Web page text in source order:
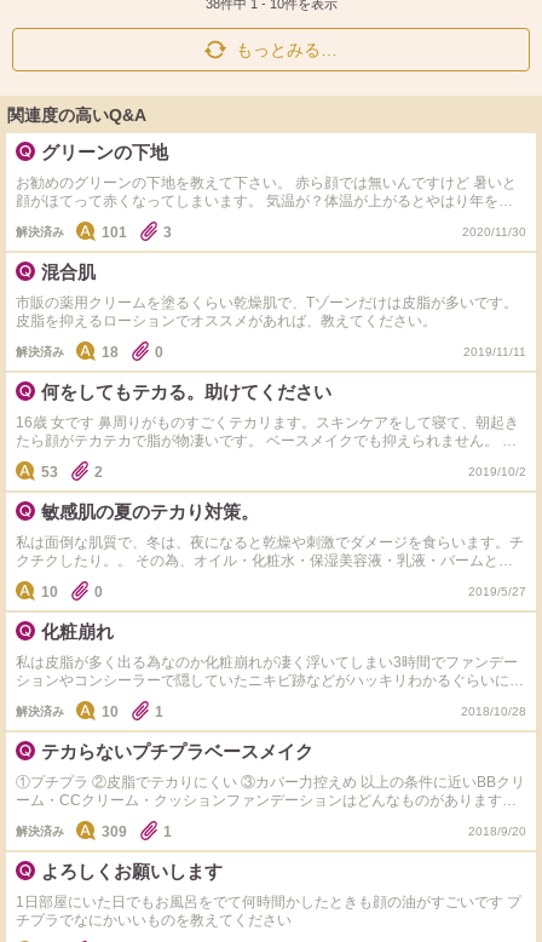
38件中 1 - 10件を表示
もっとみる…
関連度の高いQ&A
グリーンの下地
お勧めのグリーンの下地を教えて下さい。 赤ら顔では無いんですけど 暑いと
顔がほてって赤くなってしまいます。 気温が？体温が上がるとやはり年を通
して赤くなります。 赤みを抑えるお勧めのグリーンの下地を教えて下さい。
出来ればSPFの高いものや皮脂を抑える効果があると良いなと思います。 ※ブ
ラン名だけの投稿は参考にならないので ブランド・商品までをお願いしま
す。
解決済み 101 3 2020/11/30
混合肌
市販の薬用クリームを塗るくらい乾燥肌で、Tゾーンだけは皮脂が多いです。
皮脂を抑えるローションでオススメがあれば、教えてください。
解決済み 18 0 2019/11/11
何をしてもテカる。助けてください
16歳 女です 鼻周りがものすごくテカリます。スキンケアをして寝て、朝起き
たら顔がテカテカで脂が物凄いです。 ベースメイクでも抑えられません。 セ
ザンヌ、Kiss、プリマヴィスタなど皮脂テカリ防止系の下地、イニスフリー、
チャコットなどのパウダーは使ってきましたが1時間足らずでテカリます。 最
近は特に酷くなって気がします。ストレスもあるのでしょうか スキンケアは
ハトムギ化粧水にハトムギ保湿ジェルです
53 2 2019/10/2
敏感肌の夏のテカり対策。
私は面倒な肌質で、冬は、夜になると乾燥や刺激でダメージを食らいます。チ
クチクしたり。。 その為、オイル・化粧水・保湿美容液・乳液・バームと、
フルでスキンケアをしておりました。(朝は化粧水と乳液のみ) が、夏になる
と、肌には出ませんが、じわじわと汗をかきます。そして、皮脂でも凄くテカ
ります。3時間おきにお化粧直しする羽目に(直ぐにおテカりに)。紫外線にも
弱く、ブツブツしたり、赤くなったり。。 そしてニキビが沢山できてしまい
ます。 夏はオイルは使わなかったり、さっぱり目にしたり、もう少し軽いス
キンケアですが、結局夜はチリチリと肌に刺激を感じたりするため、夜の保湿
はしっかりめです。 マキアージュのフィックスミストは、日によっては刺激
に。。 そんな面倒な肌なため、いつも夏は憂鬱です。 敏感肌は、テカりを諦
めるしかないのでしょうか。。敏感肌の方、普段どうされていますか？ 詳し
い方等、ご意見お聞かせ下さい。
10 0 2019/5/27
化粧崩れ
私は皮脂が多く出る為なのか化粧崩れが凄く浮いてしまい3時間でファンデー
ションやコンシーラーで隠していたニキビ跡などがハッキリわかるぐらいにま
で出てきます。崩れないと言われるものを試したのですが崩れてしまいます。
オススメのファンデや下地教えてください、もしくはご自身が体感してとても
効果的に皮脂が出にくくなった方法などがあれば教えてください。 下地はセ
ザンヌ使っています。
解決済み 10 1 2018/10/28
テカらないプチプラベースメイク
①プチプラ ②皮脂でテカりにくい ③カバー力控えめ 以上の条件に近いBBクリ
ーム・CCクリーム・クッションファンデーションはどんなものがありますか?
また、テカらなくてさらさらに仕上がるプチプラフェイスパウダーも教えてい
ただきたいです。色付きでもクリアでもかまいません!
解決済み 309 1 2018/9/20
よろしくお願いします
1日部屋にいた日でもお風呂をでて何時間かしたときも顔の油がすごいです プ
チプラでなにかいいものを教えてください